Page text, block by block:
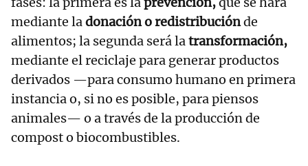
mediante ladonación o redistribuciónde
alimentos; la segunda será latransformación,
mediante el reciclaje para generar productos
derivados —para consumo humano en primera
instancia o, si no es posible, para piensos
animales— o a través de la producción de
compost o biocombustibles.